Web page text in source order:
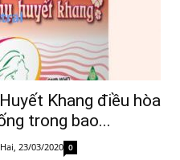
Khang điều hòa
trong bao...
23/03/2020 0